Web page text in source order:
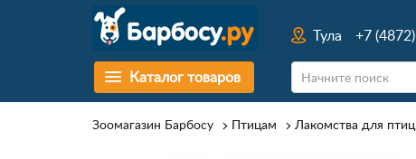
Тула +7 (4872)
Каталог товаров
Зоомагазин Барбосу Птицам Лакомства для птиц